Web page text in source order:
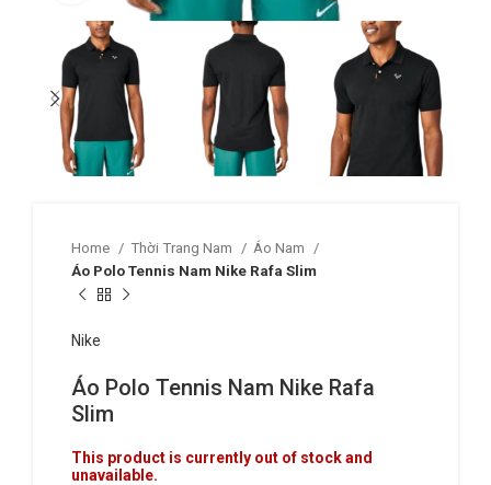
Home Thời Trang Nam
Áo Nam
Áo Polo Tennis Nam Nike Rafa Slim
Nike
Áo Polo Tennis Nam Nike Rafa
Slim
This product is currently out of stock and
unavailable.